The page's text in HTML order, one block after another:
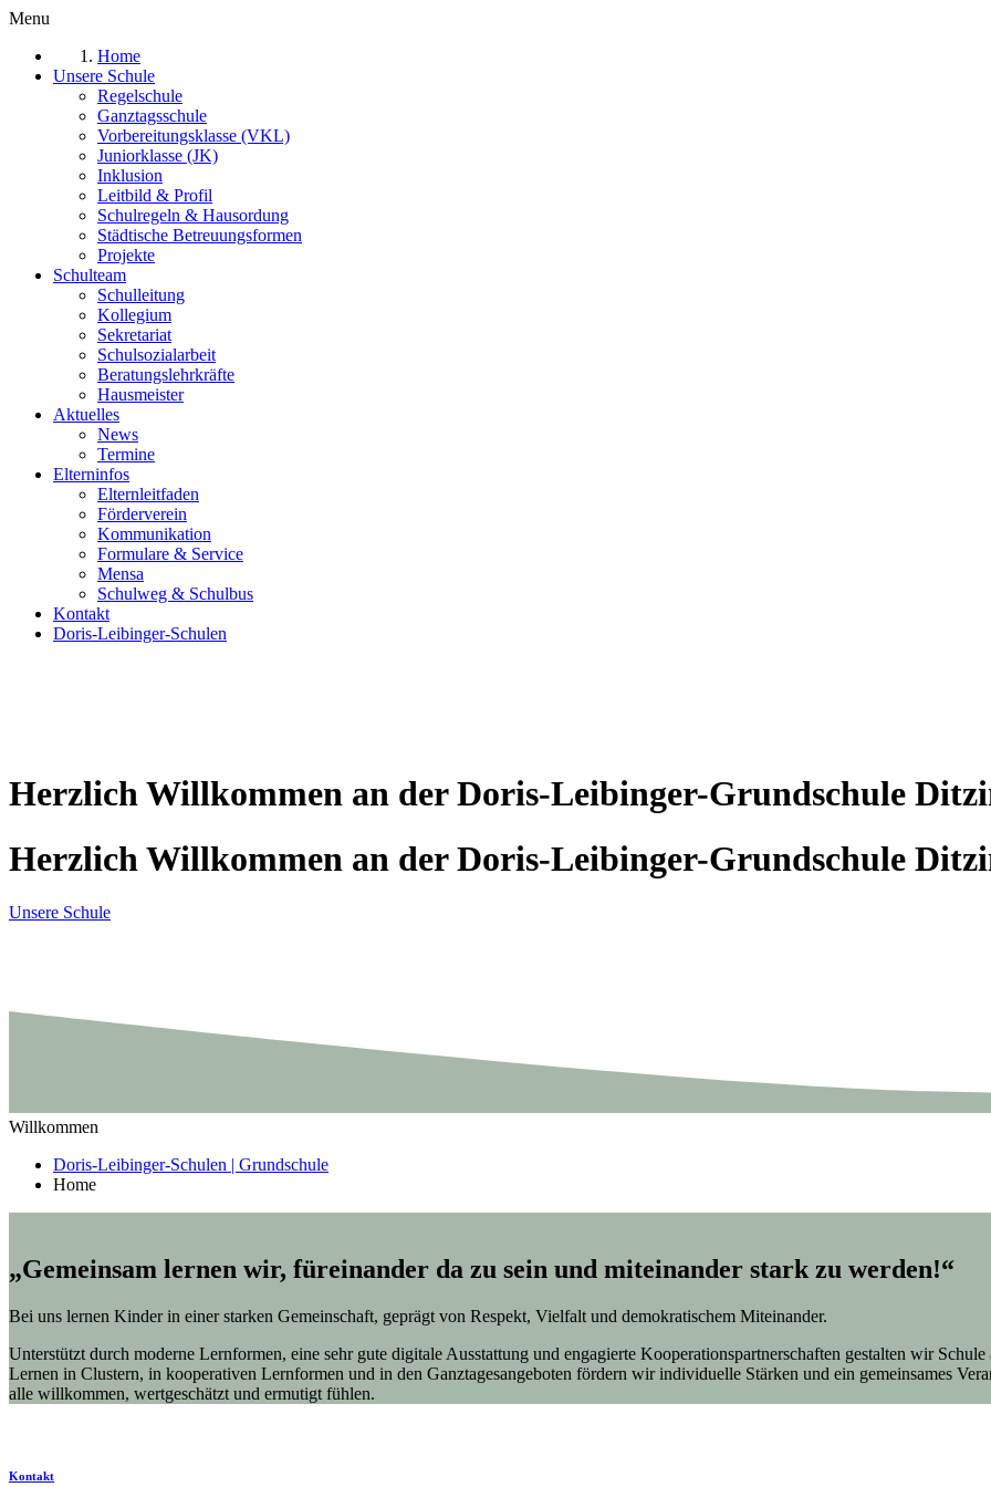
Menu
Home
Unsere Schule
Regelschule
Ganztagsschule
Vorbereitungsklasse (VKL)
Juniorklasse (JK)
Inklusion
Leitbild & Profil
Schulregeln & Hausordung
Städtische Betreuungsformen
Projekte
Schulteam
Schulleitung
Kollegium
Sekretariat
Schulsozialarbeit
Beratungslehrkräfte
Hausmeister
Aktuelles
News
Termine
Elterninfos
Elternleitfaden
Förderverein
Kommunikation
Formulare & Service
Mensa
Schulweg & Schulbus
Kontakt
Doris-Leibinger-Schulen
Herzlich Willkommen an der Doris-Leibinger-Grundschule
Herzlich Willkommen an der Doris-Leibinger-Grundschule
Unsere Schule
Willkommen
Doris-Leibinger-Schulen | Grundschule
Home
„Gemeinsam lernen wir, füreinander da zu sein und miteinander stark zu werden!“
Bei uns lernen Kinder in einer starken Gemeinschaft, geprägt von Respekt, Vielfalt und demokratischem Miteinander.
Unterstützt durch moderne Lernformen, eine sehr gute digitale Ausstattung und engagierte Kooperationspartnerschaften gestalten wir
Lernen in Clustern, in kooperativen Lernformen und in den Ganztagesangeboten fördern wir individuelle Stärken und ein gemeinsames
alle willkommen, wertgeschätzt und ermutigt fühlen.
Kontakt